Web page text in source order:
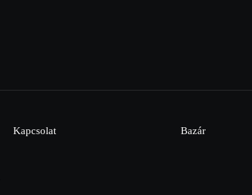
Kapcsolat Bazár